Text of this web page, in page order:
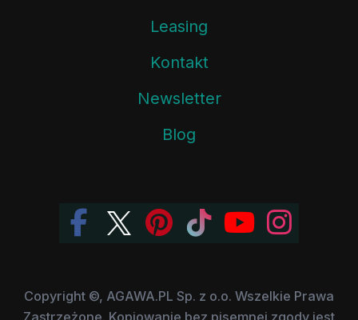
Leasing
Kontakt
Newsletter
Blog
Copyright ©, AGAWA.PL Sp. z o.o. Wszelkie Prawa
Zastrzeżone. Kopiowanie bez pisemnej zgody jest